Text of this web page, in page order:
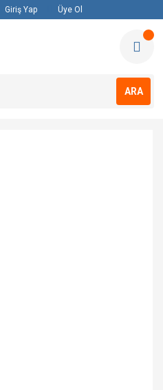
Giriş Yap Üye Ol
ARA